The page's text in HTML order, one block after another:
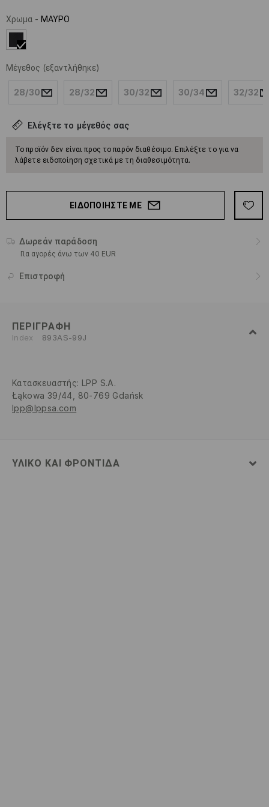
Χρωμα - ΜΑΥΡΟ
Μέγεθος (εξαντλήθηκε)
28/30 28/32 30/32 30/34 32/32
Ελέγξτε το μέγεθός σας
Το προϊόν δεν είναι προς το παρόν διαθέσιμο. Επιλέξτε το για να
λάβετε ειδοποίηση σχετικά με τη διαθεσιμότητα.
ΕΙΔΟΠΟΙΉΣΤΕ ΜΕ
Δωρεάν παράδοση
Για αγορές άνω των 40 EUR
Επιστροφή
ΠΕΡΙΓΡΑΦΉ
Index 893AS-99J
Κατασκευαστής: LPP S.A.
Łąkowa 39/44, 80-769 Gdańsk
lpp@lppsa.com
ΥΛΙΚΌ ΚΑΙ ΦΡΟΝΤΊΔΑ